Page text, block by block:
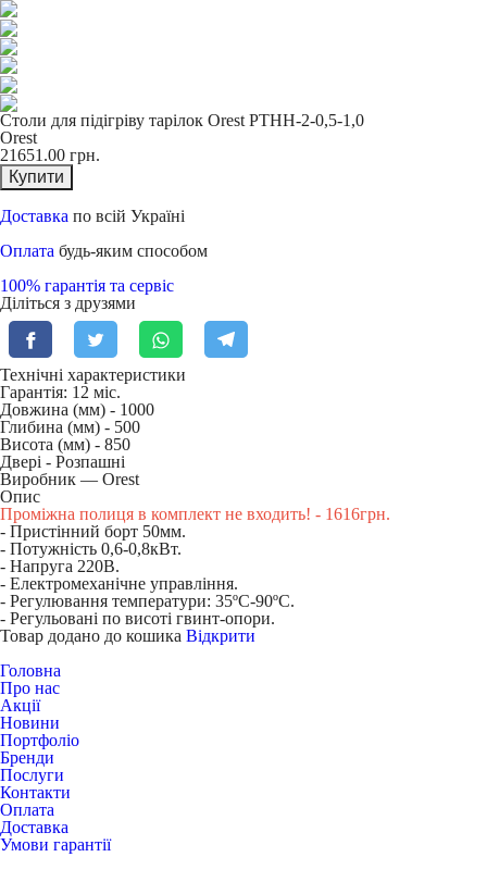
Столи для підігріву тарілок Orest РТНН-2-0,5-1,0
Orest
21651.00 грн.
Купити
Доставка по всій Україні
Оплата будь-яким способом
100% гарантія та сервіс
Діліться з друзями
Технічні характеристики
Гарантія: 12 міс.
Довжина (мм) - 1000
Глибина (мм) - 500
Висота (мм) - 850
Двері - Розпашні
Виробник — Orest
Опис
Проміжна полиця в комплект не входить! - 1616грн.
- Пристінний борт 50мм.
- Потужність 0,6-0,8кВт.
- Напруга 220В.
- Електромеханічне управління.
- Регулювання температури: 35ºС-90ºС.
- Регульовані по висоті гвинт-опори.
Товар додано до кошика Відкрити
Головна
Про нас
Акції
Новини
Портфоліо
Бренди
Послуги
Контакти
Оплата
Доставка
Умови гарантії